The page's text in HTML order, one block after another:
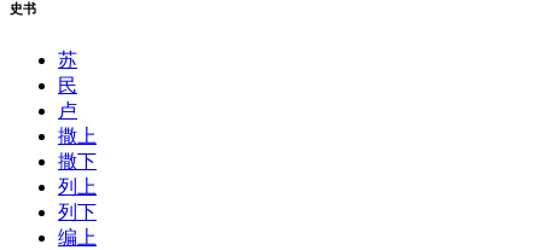
史书
苏
民
卢
撒上
撒下
列上
列下
编上